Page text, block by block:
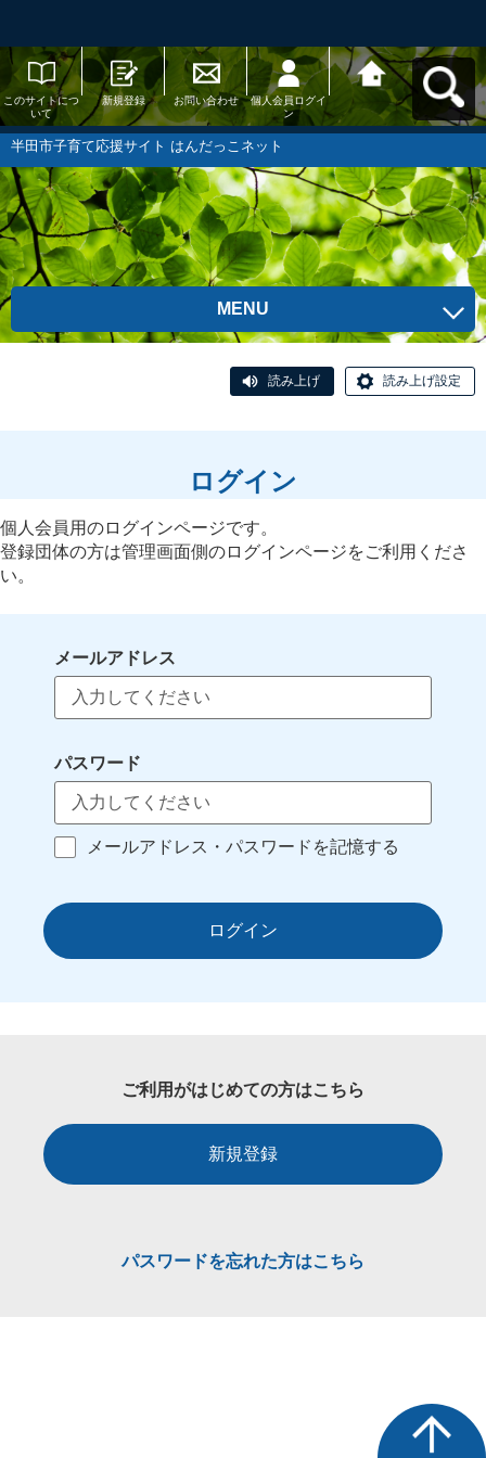
このサイトにつ
いて
新規登録 お問い合わせ
個人会員ログイ
ン
半田市子育て応
援サイト はんだ
っこネットへ戻
半田市子育て応援サイト はんだっこネット
MENU
読み上げ 読み上げ設定
ログイン
個人会員用のログインページです。
登録団体の方は管理画面側のログインページをご利用くださ
い。
メールアドレス
パスワード
メールアドレス・パスワードを記憶する
ログイン
ご利用がはじめての方はこちら
新規登録
パスワードを忘れた方はこちら